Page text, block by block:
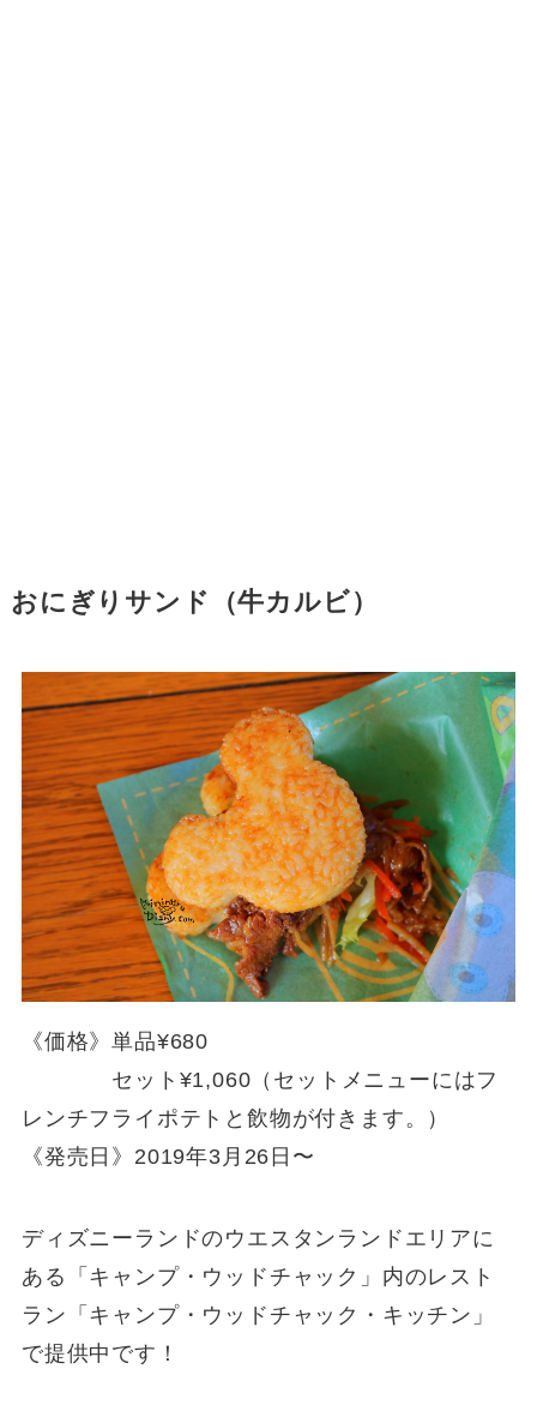
おにぎりサンド（牛カルビ）
《価格》単品¥680
セット¥1,060（セットメニューにはフ
レンチフライポテトと飲物が付きます。）
《発売日》2019年3月26日〜
ディズニーランドのウエスタンランドエリアに
ある「キャンプ・ウッドチャック」内のレスト
ラン「キャンプ・ウッドチャック・キッチン」
で提供中です！